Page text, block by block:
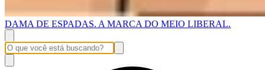
DAMA DE ESPADAS. A MARCA DO MEIO LIBERAL.